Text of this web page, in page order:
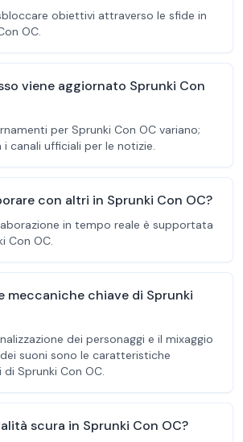
obiettivi attraverso le sfide in
OC.
viene aggiornato Sprunki Con
per Sprunki Con OC variano;
canali ufficiali per le notizie.
con altri in Sprunki Con OC?
in tempo reale è supportata
Con OC.
meccaniche chiave di Sprunki
dei personaggi e il mixaggio
suoni sono le caratteristiche
di Sprunki Con OC.
scura in Sprunki Con OC?